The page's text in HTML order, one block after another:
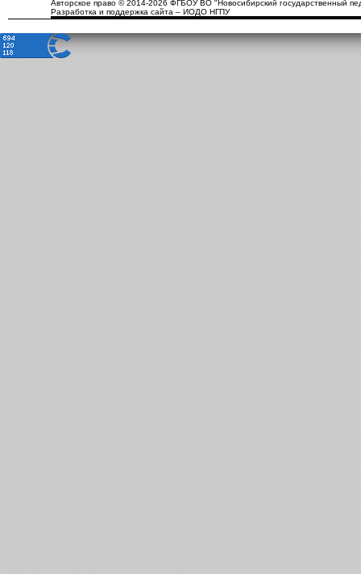
Авторское право © 2014-2026 ФГБОУ ВО "Новосибирский государственный
Разработка и поддержка сайта – ИОДО НГПУ